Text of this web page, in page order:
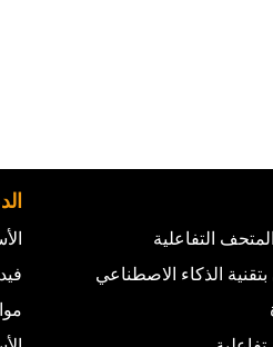
التفاعلية
الذكاء الاصطناعي